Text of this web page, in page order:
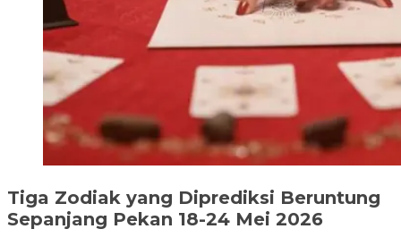
Tiga Zodiak yang Diprediksi Beruntung
Sepanjang Pekan 18-24 Mei 2026